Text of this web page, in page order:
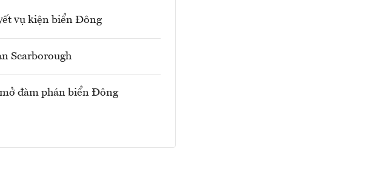
vụ kiện biển Đông
Scarborough
đàm phán biển Đông